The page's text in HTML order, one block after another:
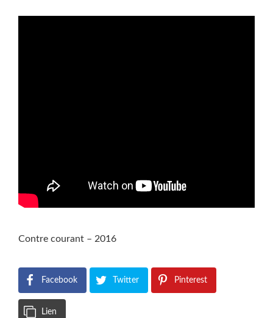
Contre courant – 2016
Facebook Twitter Pinterest
Lien